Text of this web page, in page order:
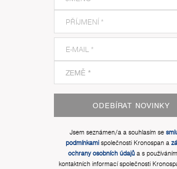
ODEBÍRAT NOVINKY
Jsem seznámen/a a souhlasím se
podmínkamispolečnosti Kronospan a
ochrany osobních údajů a s
kontaktních informací společnosti